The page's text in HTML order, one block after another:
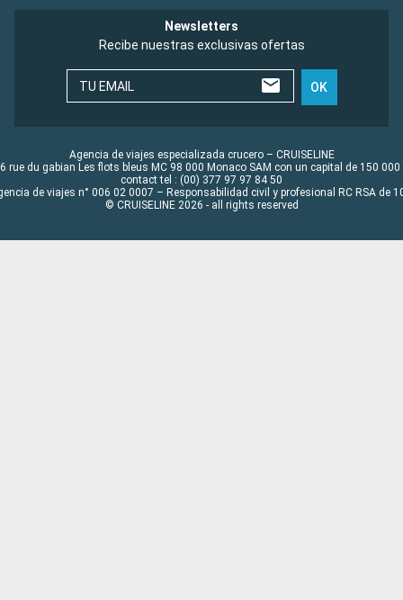
Newsletters
Recibe nuestras exclusivas ofertas
TU EMAIL OK
Agencia de viajes especializada crucero – CRUISELINE
rue du gabian Les flots bleus MC 98 000 Monaco SAM con un capital de 150 000
contact tel : (00) 377 97 97 84 50
de viajes n° 006 02 0007 – Responsabilidad civil y profesional RC RSA de
© CRUISELINE 2026 - all rights reserved